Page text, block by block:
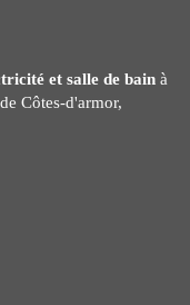
et salle de bain à
Côtes-d'armor,